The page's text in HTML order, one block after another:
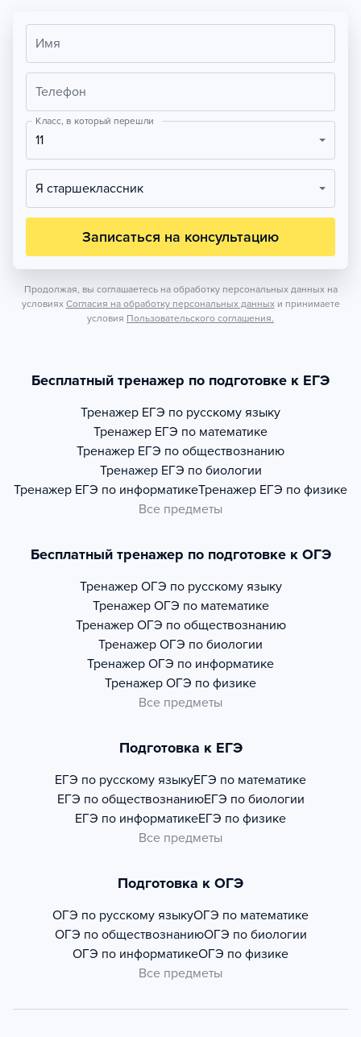
Имя
Телефон
Класс, в который перешли
11
Я старшеклассник
Записаться на консультацию
Продолжая, вы соглашаетесь на обработку персональных данных на
условиях Согласия на обработку персональных данных и принимаете
условия Пользовательского соглашения.
Бесплатный тренажер по подготовке к ЕГЭ
Тренажер ЕГЭ по русскому языку
Тренажер ЕГЭ по математике
Тренажер ЕГЭ по обществознанию
Тренажер ЕГЭ по биологии
Тренажер ЕГЭ по информатикеТренажер ЕГЭ по физике
Все предметы
Бесплатный тренажер по подготовке к ОГЭ
Тренажер ОГЭ по русскому языку
Тренажер ОГЭ по математике
Тренажер ОГЭ по обществознанию
Тренажер ОГЭ по биологии
Тренажер ОГЭ по информатике
Тренажер ОГЭ по физике
Все предметы
Подготовка к ЕГЭ
ЕГЭ по русскому языкуЕГЭ по математике
ЕГЭ по обществознаниюЕГЭ по биологии
ЕГЭ по информатикеЕГЭ по физике
Все предметы
Подготовка к ОГЭ
ОГЭ по русскому языкуОГЭ по математике
ОГЭ по обществознаниюОГЭ по биологии
ОГЭ по информатикеОГЭ по физике
Все предметы